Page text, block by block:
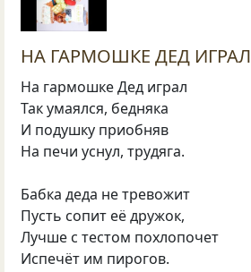
НА ГАРМОШКЕ ДЕД ИГРАЛ
На гармошке Дед играл
Так умаялся, бедняка
И подушку приобняв
На печи уснул, трудяга.
Бабка деда не тревожит
Пусть сопит её дружок,
Лучше с тестом похлопочет
Испечёт им пирогов.